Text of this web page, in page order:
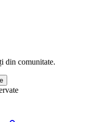
din comunitate.